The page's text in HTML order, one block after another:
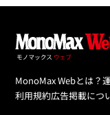
MonoMax Webとは？
利用規約広告掲載につ